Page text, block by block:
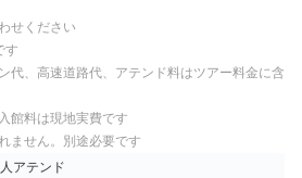
せください
す
代、高速道路代、アテンド料はツアー料金に含
館料は現地実費です
ません。別途必要です
アテンド